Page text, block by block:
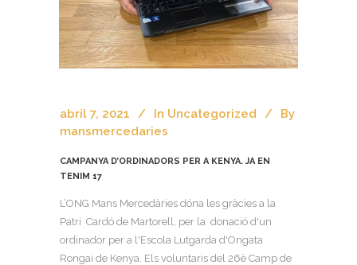
abril 7, 2021 In Uncategorized
By
mansmercedaries
CAMPANYA D’ORDINADORS PER A KENYA. JA EN
TENIM 17
L’ONG Mans Mercedàries dóna les gràcies a la
Patri Cardó de Martorell, per la donació d'un
ordinador per a l'Escola Lutgarda d'Ongata
Rongai de Kenya. Els voluntaris del 26è Camp de